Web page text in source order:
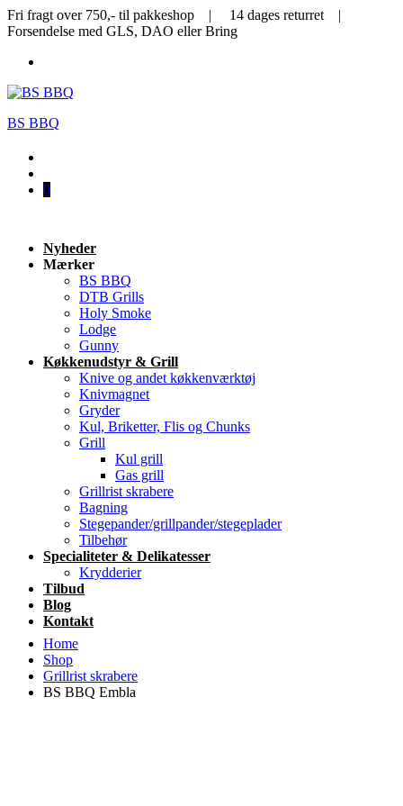
Fri fragt over 750,- til pakkeshop | 14 dages returret |
Forsendelse med GLS, DAO eller Bring
BS BBQ
0
Nyheder
Mærker
BS BBQ
DTB Grills
Holy Smoke
Lodge
Gunny
Køkkenudstyr & Grill
Knive og andet køkkenværktøj
Knivmagnet
Gryder
Kul, Briketter, Flis og Chunks
Grill
Kul grill
Gas grill
Grillrist skrabere
Bagning
Stegepander/grillpander/stegeplader
Tilbehør
Specialiteter & Delikatesser
Krydderier
Tilbud
Blog
Kontakt
Home
Shop
Grillrist skrabere
BS BBQ Embla